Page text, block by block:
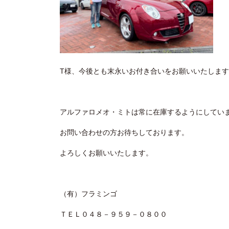
T様、今後とも末永いお付き合いをお願いいたします
アルファロメオ・ミトは常に在庫するようにしてい
お問い合わせの方お待ちしております。
よろしくお願いいたします。
（有）フラミンゴ
ＴＥＬ０４８－９５９－０８００